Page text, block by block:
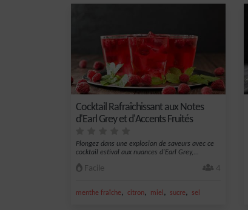
Cocktail Rafraîchissant aux Notes
d'Earl Grey et d'Accents Fruités
Plongez dans une explosion de saveurs avec ce
cocktail estival aux nuances d'Earl Grey,...
Facile 4
menthe fraîche, citron, miel , sucre, sel